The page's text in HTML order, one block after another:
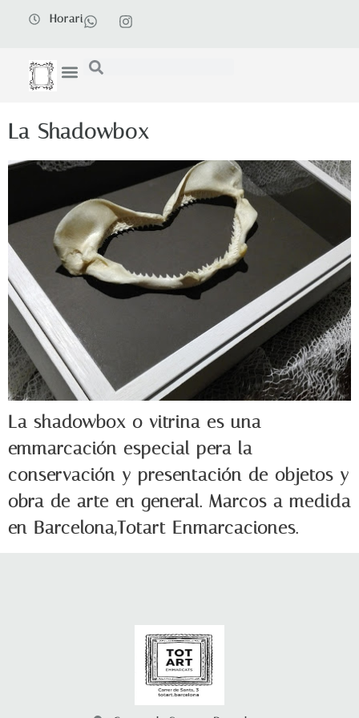
Horari
La Shadowbox
La shadowbox o vitrina es una
emmarcación especial pera la
conservación y presentación de objetos y
obra de arte en general. Marcos a medida
en Barcelona,Totart Enmarcaciones.